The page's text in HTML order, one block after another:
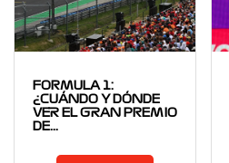
FORMULA 1:
¿CUÁNDO Y DÓNDE
VER EL GRAN PREMIO
DE…